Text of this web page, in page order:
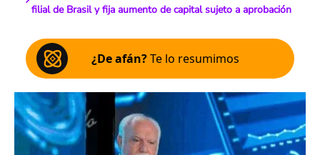
filial de Brasil y fija aumento de capital sujeto a aprobación
¿De afán?Te lo resumimos